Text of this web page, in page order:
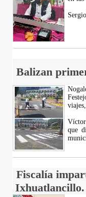
Balizan
que
Fiscalía
Ixhuatlancillo.